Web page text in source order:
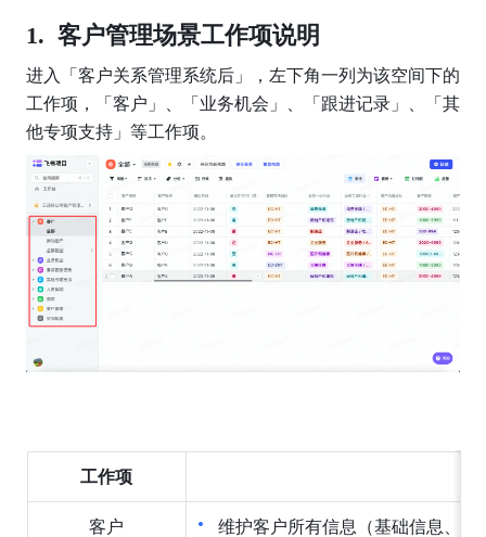
客户管理场景工作项说明
进入「客户关系管理系统后」，左下角一列为该空间下的
工作项，「客户」、「业务机会」、「跟进记录」、「其
他专项支持」等工作项。
工作项
客户
维护客户所有信息（基础信息、业